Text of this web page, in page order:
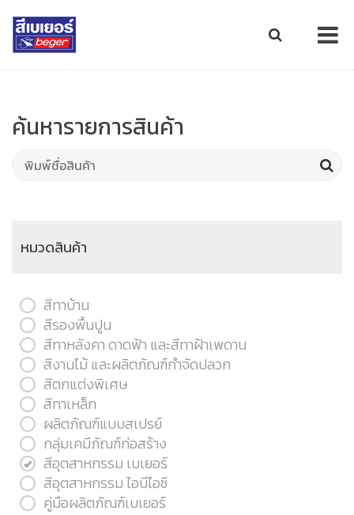
ค้นหารายการสินค้า
หมวดสินค้า
สีทาบ้าน
สีรองพื้นปูน
สีทาหลังคา ดาดฟ้า และสีทาฝ้าเพดาน
สีงานไม้ และผลิตภัณฑ์กำจัดปลวก
สีตกแต่งพิเศษ
สีทาเหล็ก
ผลิตภัณฑ์แบบสเปรย์
กลุ่มเคมีภัณฑ์ก่อสร้าง
สีอุตสาหกรรม เบเยอร์
สีอุตสาหกรรม ไอบีไอซี
คู่มือผลิตภัณฑ์เบเยอร์